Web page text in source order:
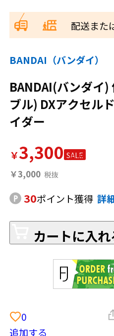
配送また
BANDAI（バンダイ）
BANDAI(バンダイ
ブル) DXアクセル
イダー
￥3,300 SALE
￥3,000
30ポイント獲得 詳
カートに入れ
0
追加する